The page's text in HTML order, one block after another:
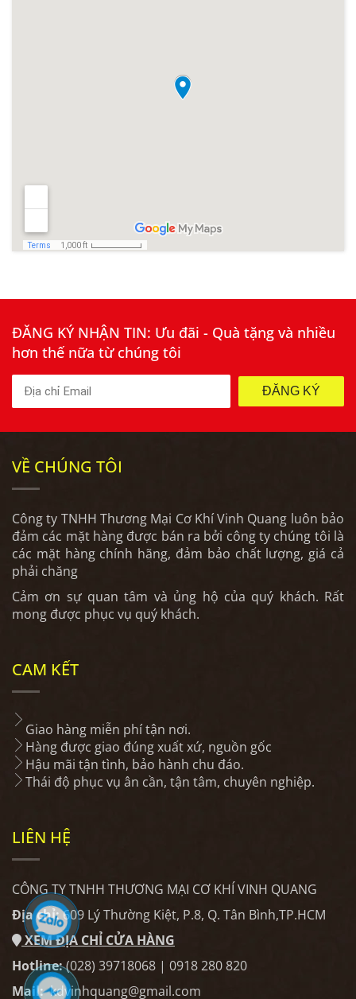
ĐĂNG KÝ NHẬN TIN: Ưu đãi - Quà tặng và nhiều
hơn thế nữa từ chúng tôi
ĐĂNG KÝ
VỀ CHÚNG TÔI
Công ty TNHH Thương Mại Cơ Khí Vinh Quang luôn bảo
đảm các mặt hàng được bán ra bởi công ty chúng tôi là
các mặt hàng chính hãng, đảm bảo chất lượng, giá cả
phải chăng
Cảm ơn sự quan tâm và ủng hộ của quý khách. Rất
mong được phục vụ quý khách.
CAM KẾT
Giao hàng miễn phí tận nơi.
Hàng được giao đúng xuất xứ, nguồn gốc
Hậu mãi tận tình, bảo hành chu đáo.
Thái độ phục vụ ân cần, tận tâm, chuyên nghiệp.
LIÊN HỆ
CÔNG TY TNHH THƯƠNG MẠI CƠ KHÍ VINH QUANG
Địa chỉ:609 Lý Thường Kiệt, P.8, Q. Tân Bình,TP.HCM
XEM ĐỊA CHỈ CỬA HÀNG
Hotline:(028) 39718068 | 0918 280 820
Mail: kdvinhquang@gmail.com